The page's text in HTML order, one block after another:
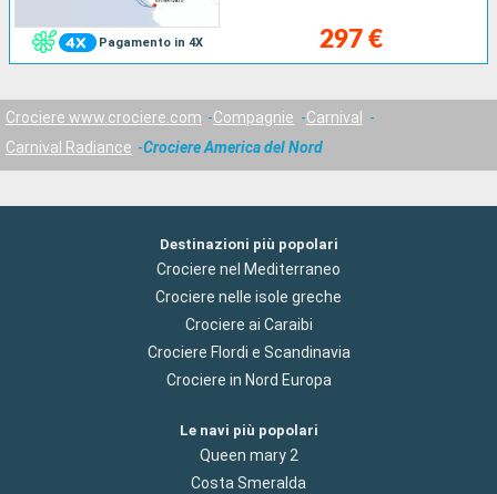
Pagamento in 4X 297 €
Crociere www.crociere.com Compagnie
Carnival
Carnival Radiance
Crociere America del Nord
Destinazioni più popolari
Crociere nel Mediterraneo
Crociere nelle isole greche
Crociere ai Caraibi
Crociere Flordi e Scandinavia
Crociere in Nord Europa
Le navi più popolari
Queen mary 2
Costa Smeralda